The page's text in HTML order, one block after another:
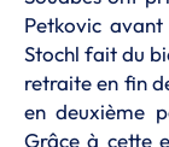
Petkovic avant
Stochl fait du
retraite en fin
en deuxième
Grâce à cette